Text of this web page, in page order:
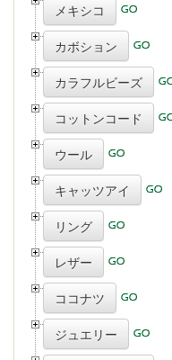
メキシコ
カボション
カラフルビーズ
コットンコード
ウール
キャッツアイ
リング
レザー
ココナツ
ジュエリー